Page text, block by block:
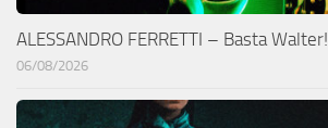
ALESSANDRO FERRETTI – Basta Walter!
06/08/2026